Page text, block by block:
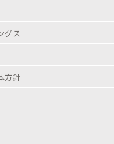
グス
方針